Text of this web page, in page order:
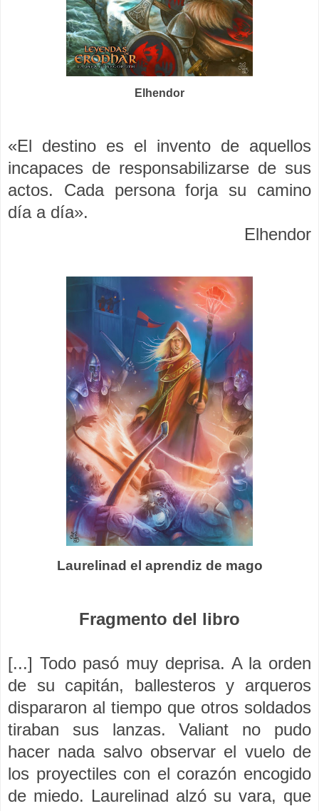
Elhendor
«El destino es el invento de aquellos
incapaces de responsabilizarse de sus
actos. Cada persona forja su camino
día a día».
Elhendor
Laurelinad el aprendiz de mago
Fragmento del libro
[...] Todo pasó muy deprisa. A la orden
de su capitán, ballesteros y arqueros
dispararon al tiempo que otros soldados
tiraban sus lanzas. Valiant no pudo
hacer nada salvo observar el vuelo de
los proyectiles con el corazón encogido
de miedo. Laurelinad alzó su vara, que